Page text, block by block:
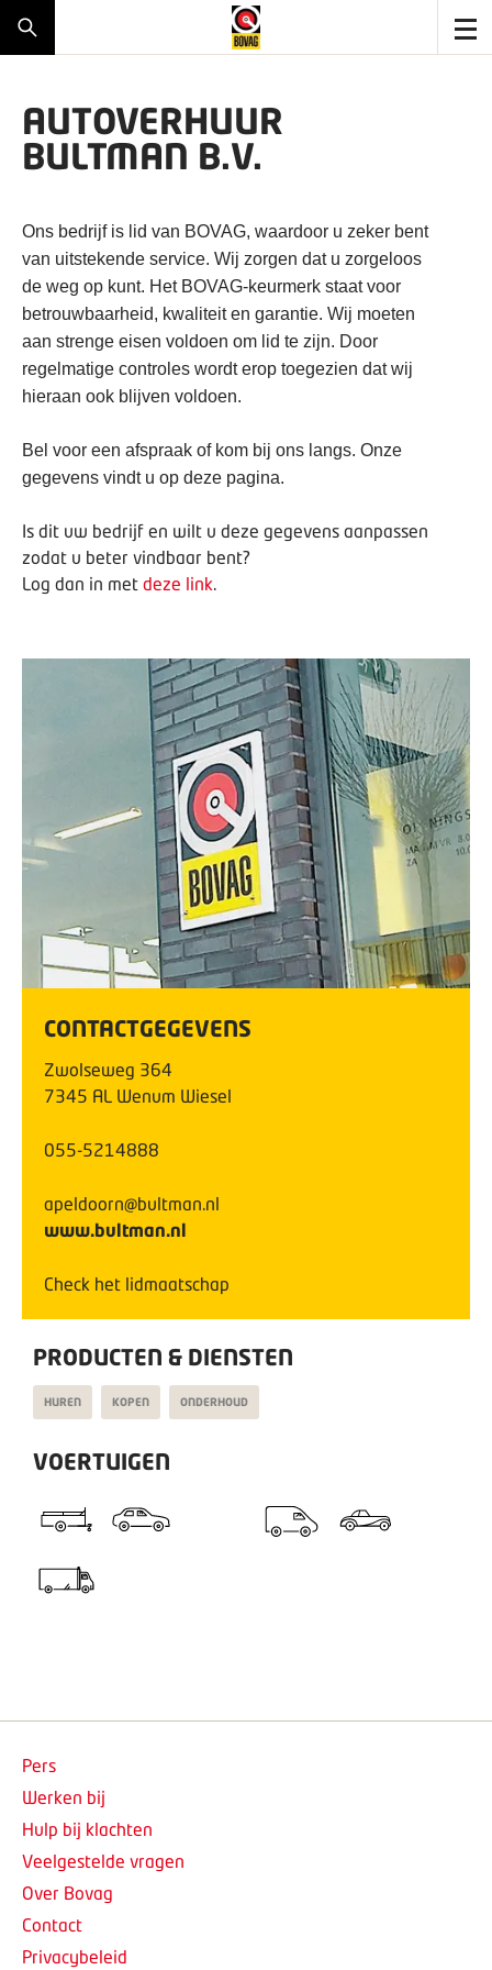
AUTOVERHUUR
BULTMAN B.V.
Ons bedrijf is lid van BOVAG, waardoor u zeker bent
van uitstekende service. Wij zorgen dat u zorgeloos
de weg op kunt. Het BOVAG-keurmerk staat voor
betrouwbaarheid, kwaliteit en garantie. Wij moeten
aan strenge eisen voldoen om lid te zijn. Door
regelmatige controles wordt erop toegezien dat wij
hieraan ook blijven voldoen.
Bel voor een afspraak of kom bij ons langs. Onze
gegevens vindt u op deze pagina.
Is dit uw bedrijf en wilt u deze gegevens aanpassen
zodat u beter vindbaar bent?
Log dan in met deze link.
CONTACTGEGEVENS
Zwolseweg 364
7345 AL Wenum Wiesel
055-5214888
apeldoorn@bultman.nl
www.bultman.nl
Check het lidmaatschap
PRODUCTEN & DIENSTEN
HUREN KOPEN ONDERHOUD
VOERTUIGEN
Pers
Werken bij
Hulp bij klachten
Veelgestelde vragen
Over Bovag
Contact
Privacybeleid